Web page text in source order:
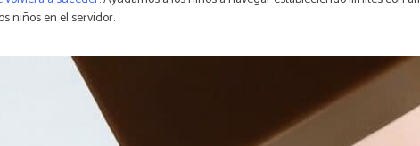
niños en el servidor.